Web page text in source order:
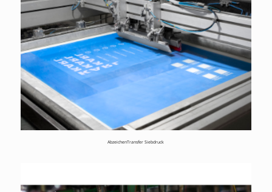
AbzeichenTransfer Siebdruck